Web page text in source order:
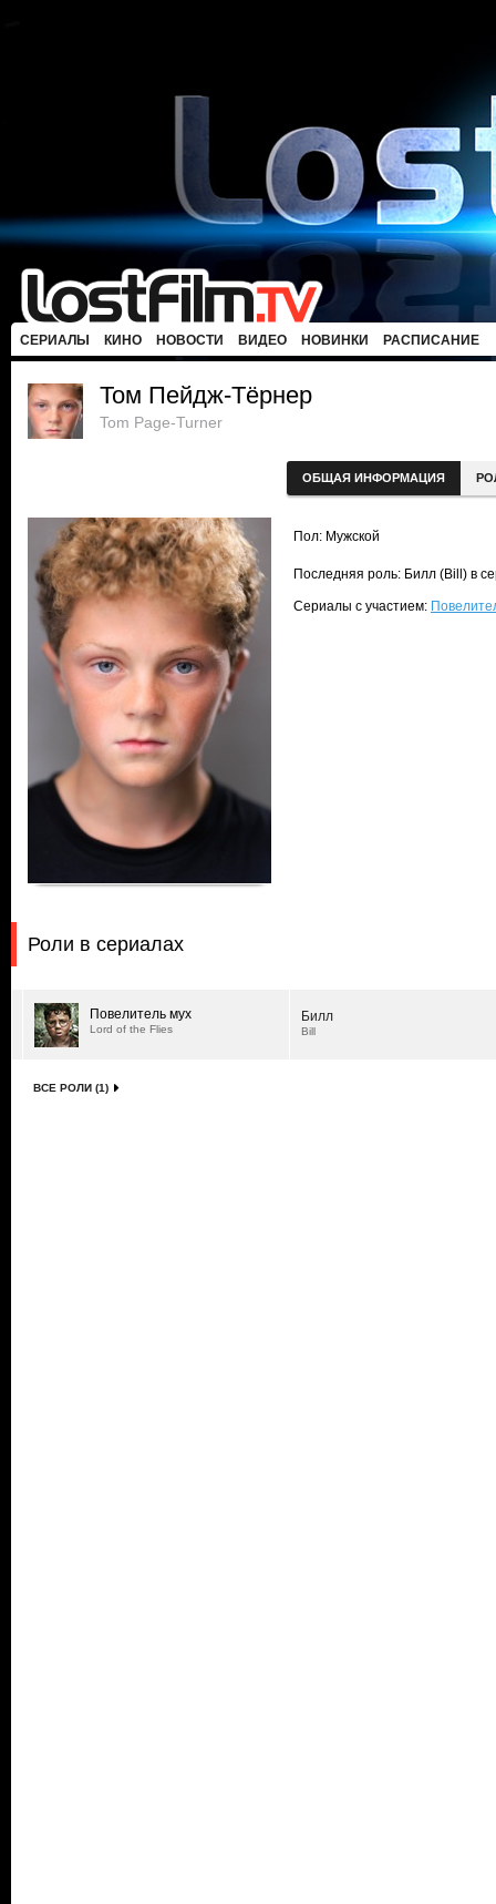
СЕРИАЛЫ КИНО НОВОСТИ ВИДЕО НОВИНКИ РАСПИСАНИЕ
Том Пейдж-Тёрнер
Tom Page-Turner
ОБЩАЯ ИНФОРМАЦИЯ
Пол: Мужской
Последняя роль: Билл (Bill) в
Сериалы с участием:
Роли в сериалах
Повелитель мух
Lord of the Flies
Билл
Bill
ВСЕ РОЛИ (1)